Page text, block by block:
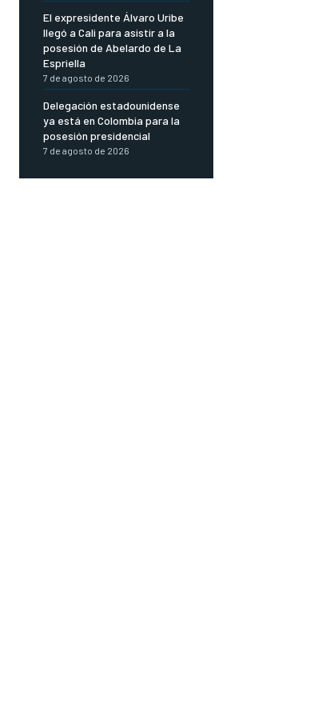
El expresidente Álvaro Uribe
llegó a Cali para asistir a la
posesión de Abelardo de La
Espriella
7 de agosto de 2026
Delegación estadounidense
ya está en Colombia para la
posesión presidencial
7 de agosto de 2026